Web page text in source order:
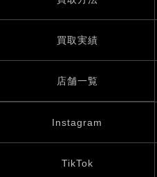
買取実績
店舗一覧
Instagram
TikTok